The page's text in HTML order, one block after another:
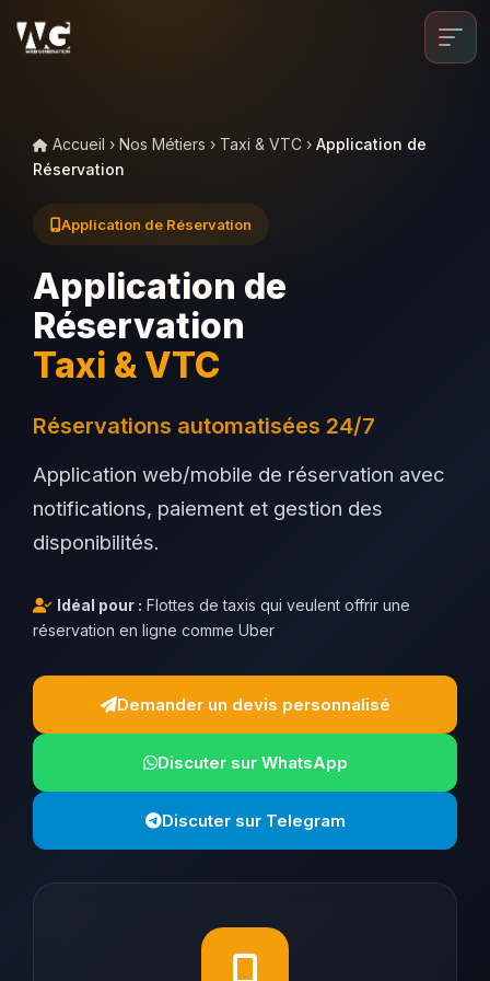
Accueil › Nos Métiers › Taxi & VTC › Application de
Réservation
Application de Réservation
Application de
Réservation
Taxi & VTC
Réservations automatisées 24/7
Application web/mobile de réservation avec
notifications, paiement et gestion des
disponibilités.
Idéal pour : Flottes de taxis qui veulent offrir une
réservation en ligne comme Uber
Demander un devis personnalisé
Discuter sur WhatsApp
Discuter sur Telegram